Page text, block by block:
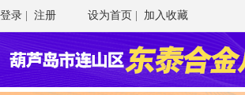
登录 注册 设为首页 加入收藏